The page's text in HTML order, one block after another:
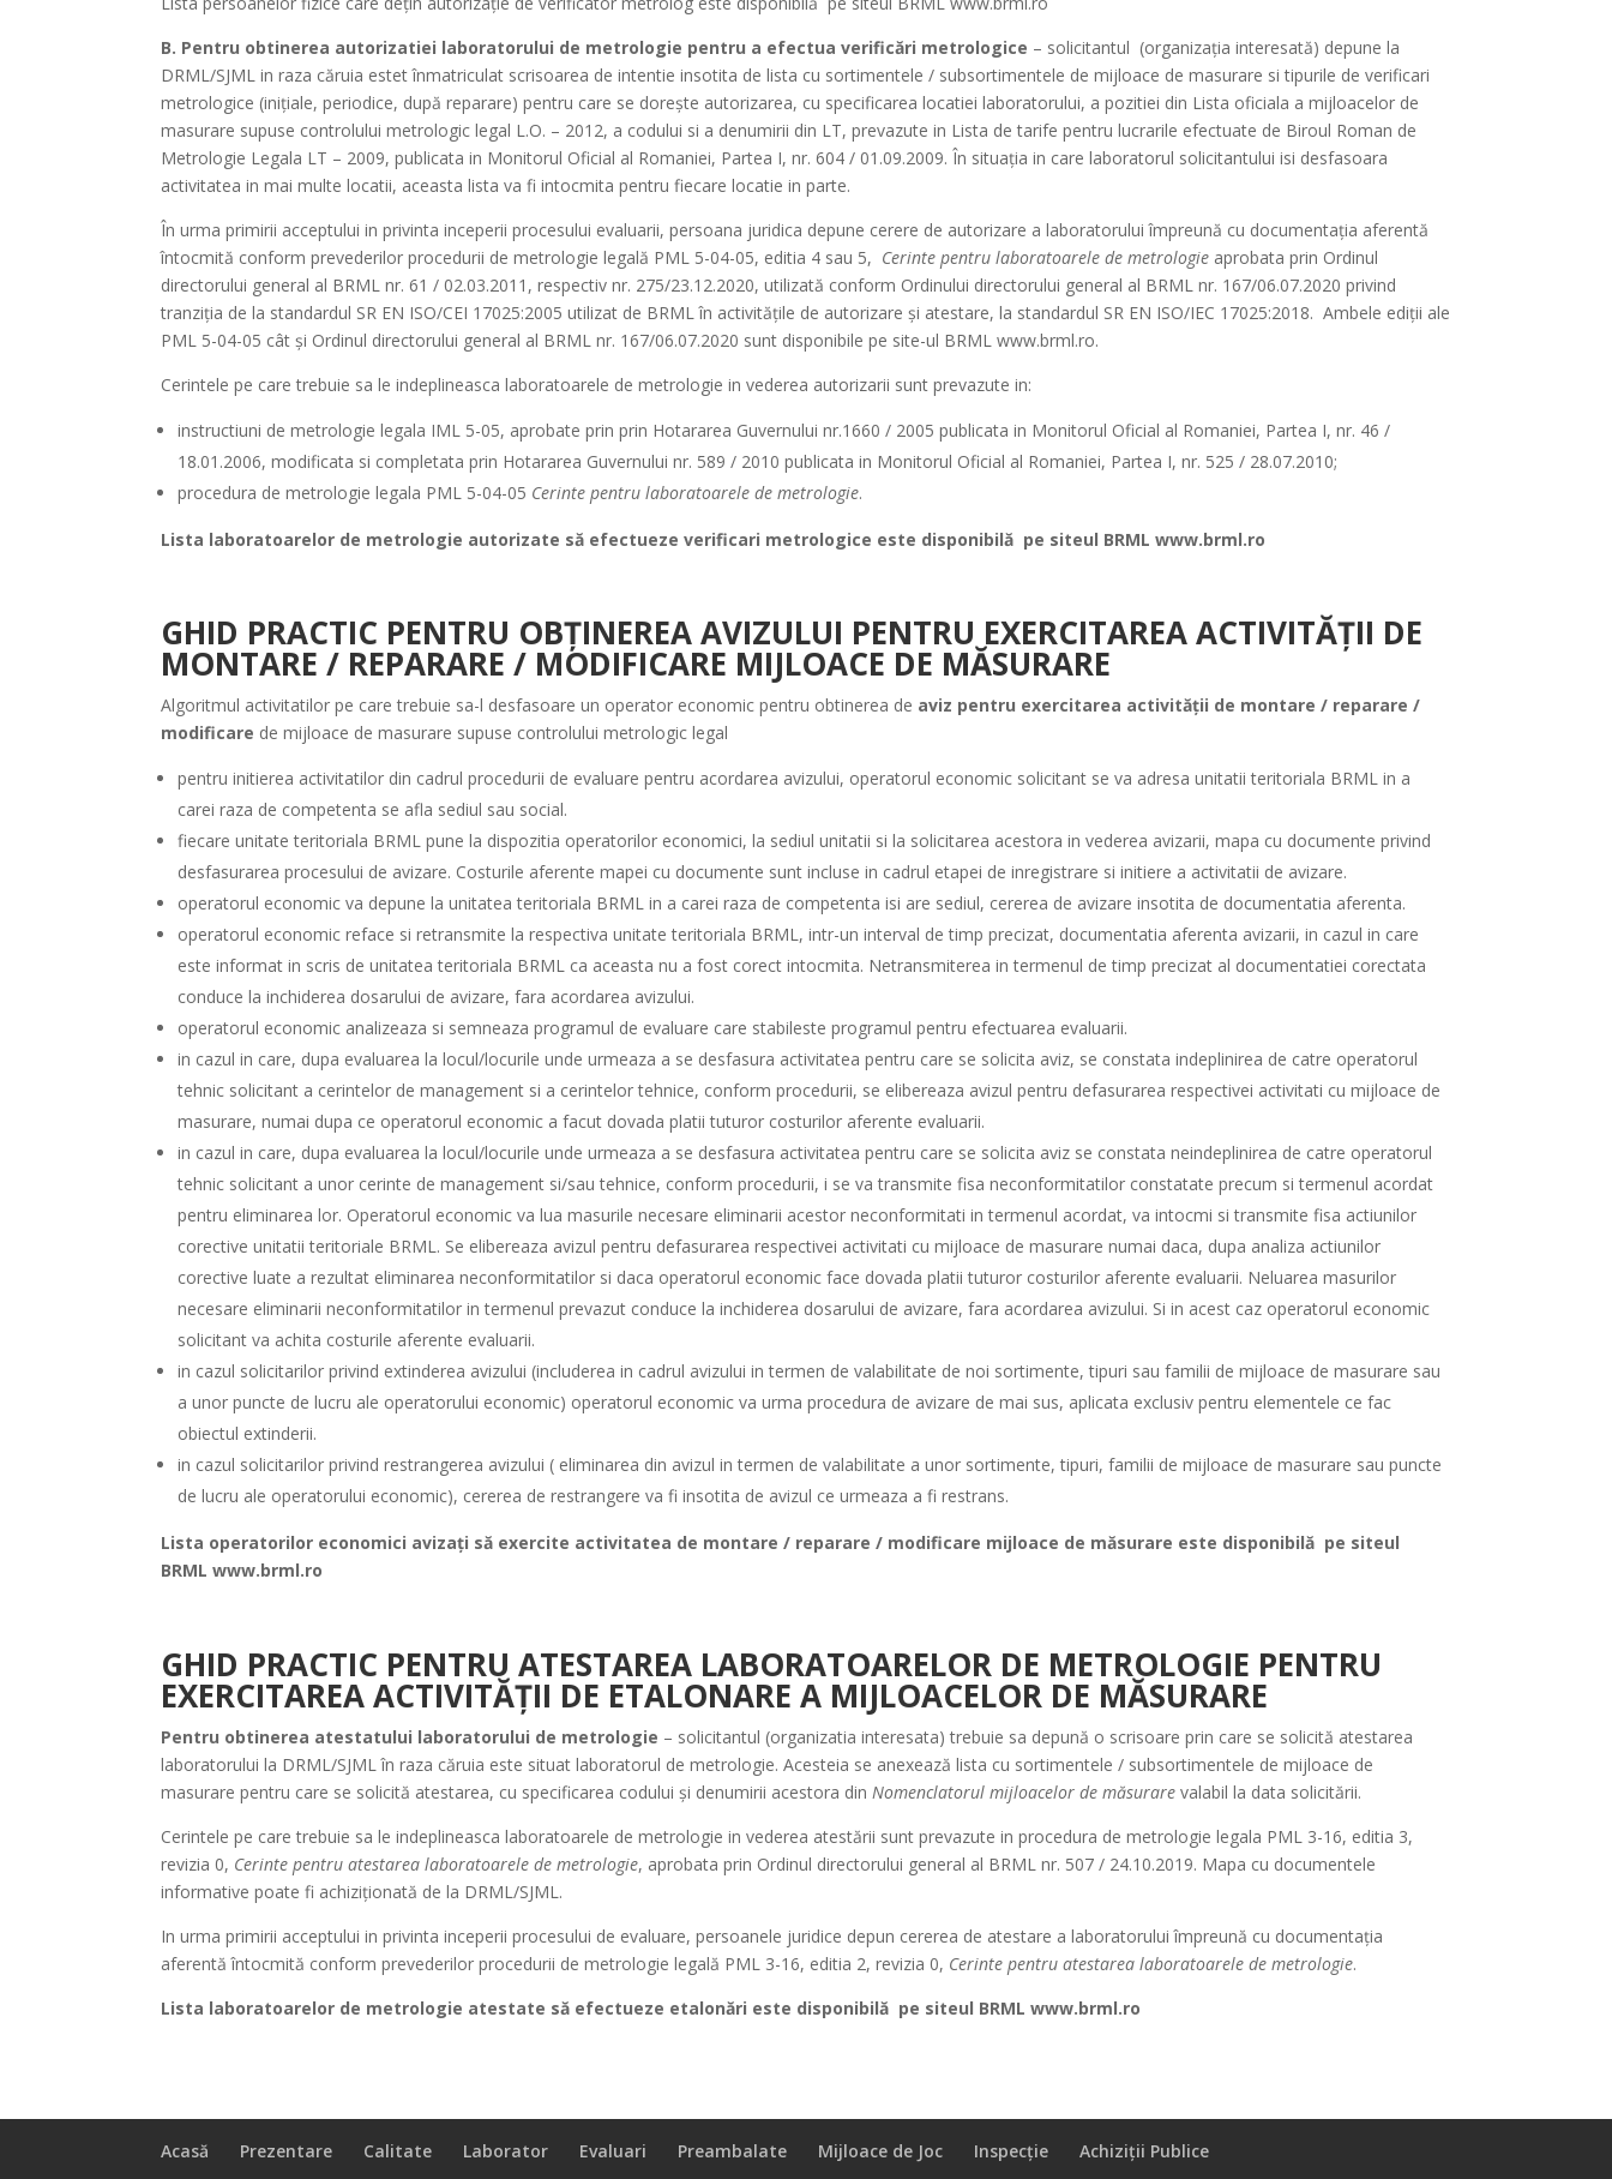
B. Pentru obtinerea autorizatiei laboratorului de metrologie pentru a efectua verificări metrologice – solicitantul (organizația interesată) depune la
DRML/SJML in raza căruia estet înmatriculat scrisoarea de intentie insotita de lista cu sortimentele / subsortimentele de mijloace de masurare si tipurile de verificari
metrologice (inițiale, periodice, după reparare) pentru care se dorește autorizarea, cu specificarea locatiei laboratorului, a pozitiei din Lista oficiala a mijloacelor de
masurare supuse controlului metrologic legal L.O. – 2012, a codului si a denumirii din LT, prevazute in Lista de tarife pentru lucrarile efectuate de Biroul Roman de
Metrologie Legala LT – 2009, publicata in Monitorul Oficial al Romaniei, Partea I, nr. 604 / 01.09.2009. În situația in care laboratorul solicitantului isi desfasoara
activitatea in mai multe locatii, aceasta lista va fi intocmita pentru fiecare locatie in parte.
În urma primirii acceptului in privinta inceperii procesului evaluarii, persoana juridica depune cerere de autorizare a laboratorului împreună cu documentația aferentă
întocmită conform prevederilor procedurii de metrologie legală PML 5-04-05, editia 4 sau 5, Cerinte pentru laboratoarele de metrologie aprobata prin Ordinul
directorului general al BRML nr. 61 / 02.03.2011, respectiv nr. 275/23.12.2020, utilizată conform Ordinului directorului general al BRML nr. 167/06.07.2020 privind
tranziția de la standardul SR EN ISO/CEI 17025:2005 utilizat de BRML în activitățile de autorizare și atestare, la standardul SR EN ISO/IEC 17025:2018. Ambele ediții ale
PML 5-04-05 cât și Ordinul directorului general al BRML nr. 167/06.07.2020 sunt disponibile pe site-ul BRML www.brml.ro.
Cerintele pe care trebuie sa le indeplineasca laboratoarele de metrologie in vederea autorizarii sunt prevazute in:
instructiuni de metrologie legala IML 5-05, aprobate prin prin Hotararea Guvernului nr.1660 / 2005 publicata in Monitorul Oficial al Romaniei, Partea I, nr. 46 /
18.01.2006, modificata si completata prin Hotararea Guvernului nr. 589 / 2010 publicata in Monitorul Oficial al Romaniei, Partea I, nr. 525 / 28.07.2010;
procedura de metrologie legala PML 5-04-05 Cerinte pentru laboratoarele de metrologie.
Lista laboratoarelor de metrologie autorizate să efectueze verificari metrologice este disponibilă pe siteul BRML www.brml.ro
GHID PRACTIC PENTRU OBȚINEREA AVIZULUI PENTRU EXERCITAREA ACTIVITĂȚII DE
MONTARE / REPARARE / MODIFICARE MIJLOACE DE MĂSURARE
Algoritmul activitatilor pe care trebuie sa-l desfasoare un operator economic pentru obtinerea de aviz pentru exercitarea activității de montare / reparare /
modificare de mijloace de masurare supuse controlului metrologic legal
pentru initierea activitatilor din cadrul procedurii de evaluare pentru acordarea avizului, operatorul economic solicitant se va adresa unitatii teritoriala BRML in a
carei raza de competenta se afla sediul sau social.
fiecare unitate teritoriala BRML pune la dispozitia operatorilor economici, la sediul unitatii si la solicitarea acestora in vederea avizarii, mapa cu documente privind
desfasurarea procesului de avizare. Costurile aferente mapei cu documente sunt incluse in cadrul etapei de inregistrare si initiere a activitatii de avizare.
operatorul economic va depune la unitatea teritoriala BRML in a carei raza de competenta isi are sediul, cererea de avizare insotita de documentatia aferenta.
operatorul economic reface si retransmite la respectiva unitate teritoriala BRML, intr-un interval de timp precizat, documentatia aferenta avizarii, in cazul in care
este informat in scris de unitatea teritoriala BRML ca aceasta nu a fost corect intocmita. Netransmiterea in termenul de timp precizat al documentatiei corectata
conduce la inchiderea dosarului de avizare, fara acordarea avizului.
operatorul economic analizeaza si semneaza programul de evaluare care stabileste programul pentru efectuarea evaluarii.
in cazul in care, dupa evaluarea la locul/locurile unde urmeaza a se desfasura activitatea pentru care se solicita aviz, se constata indeplinirea de catre operatorul
tehnic solicitant a cerintelor de management si a cerintelor tehnice, conform procedurii, se elibereaza avizul pentru defasurarea respectivei activitati cu mijloace de
masurare, numai dupa ce operatorul economic a facut dovada platii tuturor costurilor aferente evaluarii.
in cazul in care, dupa evaluarea la locul/locurile unde urmeaza a se desfasura activitatea pentru care se solicita aviz se constata neindeplinirea de catre operatorul
tehnic solicitant a unor cerinte de management si/sau tehnice, conform procedurii, i se va transmite fisa neconformitatilor constatate precum si termenul acordat
pentru eliminarea lor. Operatorul economic va lua masurile necesare eliminarii acestor neconformitati in termenul acordat, va intocmi si transmite fisa actiunilor
corective unitatii teritoriale BRML. Se elibereaza avizul pentru defasurarea respectivei activitati cu mijloace de masurare numai daca, dupa analiza actiunilor
corective luate a rezultat eliminarea neconformitatilor si daca operatorul economic face dovada platii tuturor costurilor aferente evaluarii. Neluarea masurilor
necesare eliminarii neconformitatilor in termenul prevazut conduce la inchiderea dosarului de avizare, fara acordarea avizului. Si in acest caz operatorul economic
solicitant va achita costurile aferente evaluarii.
in cazul solicitarilor privind extinderea avizului (includerea in cadrul avizului in termen de valabilitate de noi sortimente, tipuri sau familii de mijloace de masurare sau
a unor puncte de lucru ale operatorului economic) operatorul economic va urma procedura de avizare de mai sus, aplicata exclusiv pentru elementele ce fac
obiectul extinderii.
in cazul solicitarilor privind restrangerea avizului ( eliminarea din avizul in termen de valabilitate a unor sortimente, tipuri, familii de mijloace de masurare sau puncte
de lucru ale operatorului economic), cererea de restrangere va fi insotita de avizul ce urmeaza a fi restrans.
Lista operatorilor economici avizați să exercite activitatea de montare / reparare / modificare mijloace de măsurare este disponibilă pe siteul
BRML www.brml.ro
GHID PRACTIC PENTRU ATESTAREA LABORATOARELOR DE METROLOGIE PENTRU
EXERCITAREA ACTIVITĂȚII DE ETALONARE A MIJLOACELOR DE MĂSURARE
Pentru obtinerea atestatului laboratorului de metrologie – solicitantul (organizatia interesata) trebuie sa depună o scrisoare prin care se solicită atestarea
laboratorului la DRML/SJML în raza căruia este situat laboratorul de metrologie. Acesteia se anexează lista cu sortimentele / subsortimentele de mijloace de
masurare pentru care se solicită atestarea, cu specificarea codului și denumirii acestora dinNomenclatorul mijloacelor de măsurare valabil la data solicitării.
Cerintele pe care trebuie sa le indeplineasca laboratoarele de metrologie in vederea atestării sunt prevazute in procedura de metrologie legala PML 3-16, editia 3,
revizia 0, Cerinte pentru atestarea laboratoarele de metrologie, aprobata prin Ordinul directorului general al BRML nr. 507 / 24.10.2019. Mapa cu documentele
informativepoate fi achiziționată de la DRML/SJML.
In urma primirii acceptului in privinta inceperii procesului de evaluare, persoanele juridice depun cererea de atestare a laboratorului împreună cu documentația
aferentă întocmită conform prevederilor procedurii de metrologie legală PML 3-16, editia 2, revizia 0, Cerinte pentru atestarea laboratoarele de metrologie.
Lista laboratoarelor de metrologie atestate să efectueze etalonări este disponibilă pe siteul BRML www.brml.ro
Acasă Prezentare Calitate Laborator Evaluari Preambalate Mijloace de Joc Inspecție Achiziții Publice